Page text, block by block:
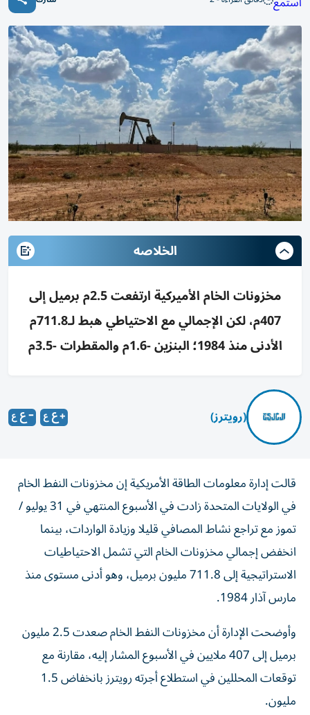
الخلاصه
مخزونات الخام الأميركية ارتفعت 2.5م برميل إلى
407م، لكن الإجمالي مع الاحتياطي هبط لـ711.8م
الأدنى منذ 1984؛ البنزين -1.6م والمقطرات -3.5م
(رويترز)
قالت إدارة معلومات الطاقة الأمريكية إن مخزونات النفط الخام
في الولايات المتحدة زادت في الأسبوع المنتهي في 31 يوليو /
تموز مع ‌تراجع نشاط المصافي قليلا وزيادة الواردات، بينما
انخفض إجمالي مخزونات الخام التي تشمل الاحتياطيات
الاستراتيجية إلى 711.8 مليون ‌برميل، وهو أدنى مستوى منذ
مارس آذار 1984.
وأوضحت الإدارة أن مخزونات النفط الخام ​صعدت 2.5 ⁠مليون
برميل إلى 407 ملايين في الأسبوع المشار ‌إليه، مقارنة مع
توقعات ‌المحللين في استطلاع أجرته رويترز بانخفاض 1.5
مليون.